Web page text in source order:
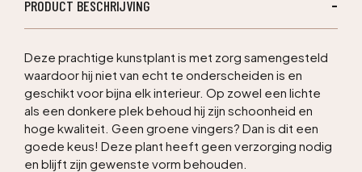
PRODUCT BESCHRIJVING
Deze prachtige kunstplant is met zorg samengesteld
waardoor hij niet van echt te onderscheiden is en
geschikt voor bijna elk interieur. Op zowel een lichte
als een donkere plek behoud hij zijn schoonheid en
hoge kwaliteit. Geen groene vingers? Dan is dit een
goede keus! Deze plant heeft geen verzorging nodig
en blijft zijn gewenste vorm behouden.